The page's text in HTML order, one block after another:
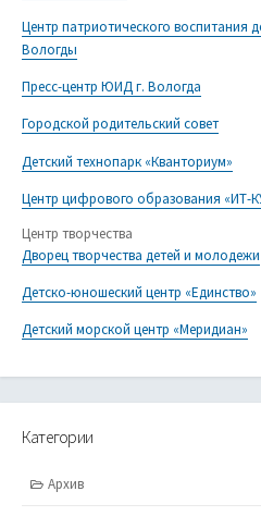
Центр патриотического воспитания
Вологды
Пресс-центр ЮИД г. Вологда
Городской родительский совет
Детский технопарк «Кванториум»
Центр цифрового образования «ИТ-
Центр творчества
Дворец творчества детей и молодежи
Детско-юношеский центр «Единство»
Детский морской центр «Меридиан»
Категории
Архив